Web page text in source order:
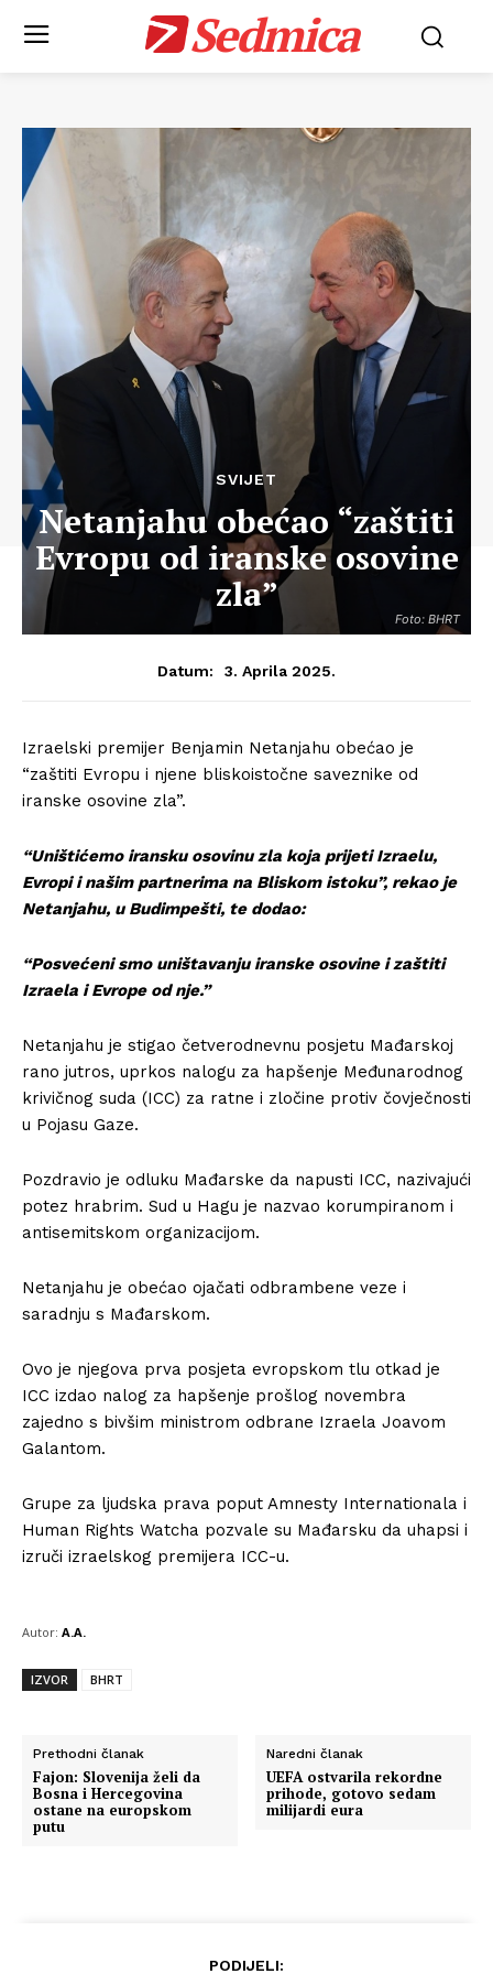
Sedmica
Foto: BHRT
SVIJET
Netanjahu obećao “zaštiti
Evropu od iranske osovine
zla”
Datum: 3. Aprila 2025.
Izraelski premijer Benjamin Netanjahu obećao je
“zaštiti Evropu i njene bliskoistočne saveznike od
iranske osovine zla”.
“Uništićemo iransku osovinu zla koja prijeti Izraelu,
Evropi i našim partnerima na Bliskom istoku”, rekao je
Netanjahu, u Budimpešti, te dodao:
“Posvećeni smo uništavanju iranske osovine i zaštiti
Izraela i Evrope od nje.”
Netanjahu je stigao četverodnevnu posjetu Mađarskoj
rano jutros, uprkos nalogu za hapšenje Međunarodnog
krivičnog suda (ICC) za ratne i zločine protiv čovječnosti
u Pojasu Gaze.
Pozdravio je odluku Mađarske da napusti ICC, nazivajući
potez hrabrim. Sud u Hagu je nazvao korumpiranom i
antisemitskom organizacijom.
Netanjahu je obećao ojačati odbrambene veze i
saradnju s Mađarskom.
Ovo je njegova prva posjeta evropskom tlu otkad je
ICC izdao nalog za hapšenje prošlog novembra
zajedno s bivšim ministrom odbrane Izraela Joavom
Galantom.
Grupe za ljudska prava poput Amnesty Internationala i
Human Rights Watcha pozvale su Mađarsku da uhapsi i
izruči izraelskog premijera ICC-u.
Autor: A.A.
IZVOR BHRT
Prethodni članak
Fajon: Slovenija želi da
Bosna i Hercegovina
ostane na europskom
putu
Naredni članak
UEFA ostvarila rekordne
prihode, gotovo sedam
milijardi eura
PODIJELI: